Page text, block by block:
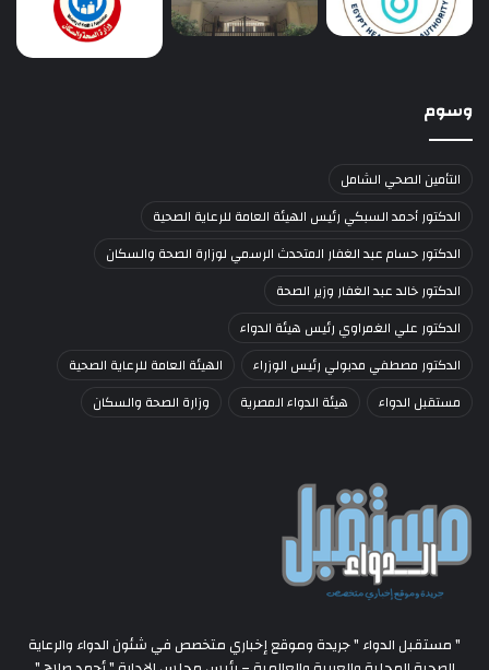
وسوم
التأمين الصحي الشامل
الدكتور أحمد السبكي رئيس الهيئة العامة للرعاية الصحية
الدكتور حسام عبد الغفار المتحدث الرسمي لوزارة الصحة والسكان
الدكتور خالد عبد الغفار وزير الصحة
الدكتور علي الغمراوي رئيس هيئة الدواء
الدكتور مصطفي مدبولي رئيس الوزراء
الهيئة العامة للرعاية الصحية
مستقبل الدواء
هيئة الدواء المصرية وزارة الصحة والسكان
" مستقبل الدواء " جريدة وموقع إخباري متخصص في شئون الدواء والرعاية